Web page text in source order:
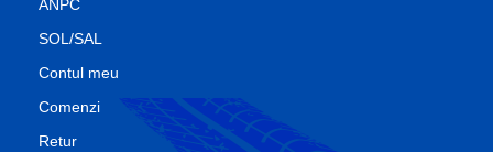
ANPC
SOL/SAL
Contul meu
Comenzi
Retur